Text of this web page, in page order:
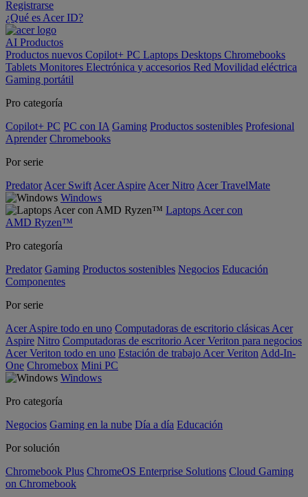
Registrarse
¿Qué es Acer ID?
AI Productos
Productos nuevos Copilot+ PC Laptops Desktops Chromebooks
Tablets Monitores Electrónica y accesorios Red Movilidad eléctrica
Gaming portátil
Pro categoría
Copilot+ PC PC con IA Gaming Productos sostenibles Profesional
Aprender Chromebooks
Por serie
Predator Acer Swift Acer Aspire Acer Nitro Acer TravelMate
Windows
Laptops Acer con
AMD Ryzen™
Pro categoría
Predator Gaming Productos sostenibles Negocios Educación
Componentes
Por serie
Acer Aspire todo en uno Computadoras de escritorio clásicas Acer
Aspire Nitro Computadoras de escritorio Acer Veriton para negocios
Acer Veriton todo en uno Estación de trabajo Acer Veriton Add-In-
One Chromebox Mini PC
Windows
Pro categoría
Negocios Gaming en la nube Día a día Educación
Por solución
Chromebook Plus ChromeOS Enterprise Solutions Cloud Gaming
on Chromebook